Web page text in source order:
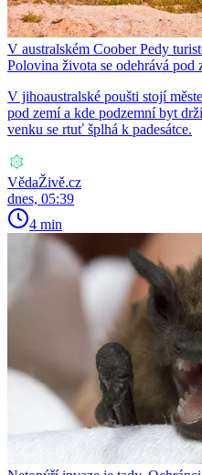
V australském Coober Pedy
Polovina života se odehrává pod
V jihoaustralské poušti stojí
pod zemí a kde podzemní byt
venku se rtuť šplhá k padesátce.
VědaŽivě.cz
dnes, 05:39
4 min